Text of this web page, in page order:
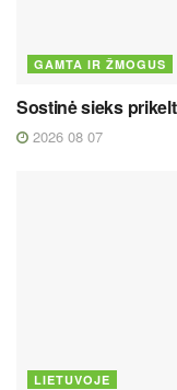
GAMTA IR ŽMOGUS
Sostinė sieks
2026 08 07
LIETUVOJE